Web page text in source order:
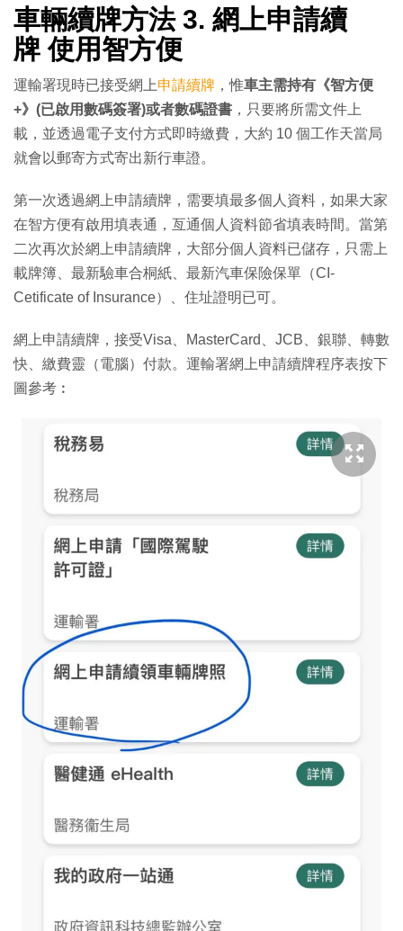
車輛續牌方法 3. 網上申請續
牌使用智方便
運輸署現時已接受網上申請續牌 ，惟車主需持有《智方便
+》(已啟用數碼簽署)或者數碼證書 ，只要將所需文件上
載，並透過電子支付方式即時繳費，大約 10 個工作天當局
就會以郵寄方式寄出新行車證。
第一次透過網上申請續牌，需要填最多個人資料，如果大家
在智方便有啟用填表通，亙通個人資料節省填表時間。當第
二次再次於網上申請續牌，大部分個人資料已儲存，只需上
載牌簿、最新驗車合桐紙、最新汽車保險保單（CI-
Cetificate of Insurance）、住址證明已可。
網上申請續牌，接受Visa、MasterCard、JCB、銀聯、轉數
快、繳費靈（電腦）付款。運輸署網上申請續牌程序表按下
圖參考︰